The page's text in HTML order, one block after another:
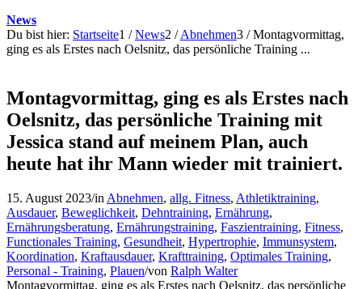
News
Du bist hier: Startseite1 / News2 / Abnehmen3 / Montagvormittag,
ging es als Erstes nach Oelsnitz, das persönliche Training ...
Montagvormittag, ging es als Erstes nach
Oelsnitz, das persönliche Training mit
Jessica stand auf meinem Plan, auch
heute hat ihr Mann wieder mit trainiert.
15. August 2023/in Abnehmen, allg. Fitness, Athletiktraining,
Ausdauer, Beweglichkeit, Dehntraining, Ernährung,
Ernährungsberatung, Ernährungstraining, Faszientraining, Fitness,
Functionales Training, Gesundheit, Hypertrophie, Immunsystem,
Koordination, Kraftausdauer, Krafttraining, Optimales Training,
Personal - Training, Plauen/von Ralph Walter
Montagvormittag, ging es als Erstes nach Oelsnitz, das persönliche